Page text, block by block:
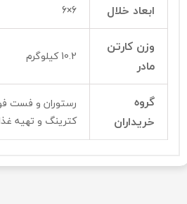
ابعاد خلال 6×6
وزن کارتن
مادر
10.2 کیلوگرم
گروه
خریداران
رستوران و فست
کترینگ و تهیه